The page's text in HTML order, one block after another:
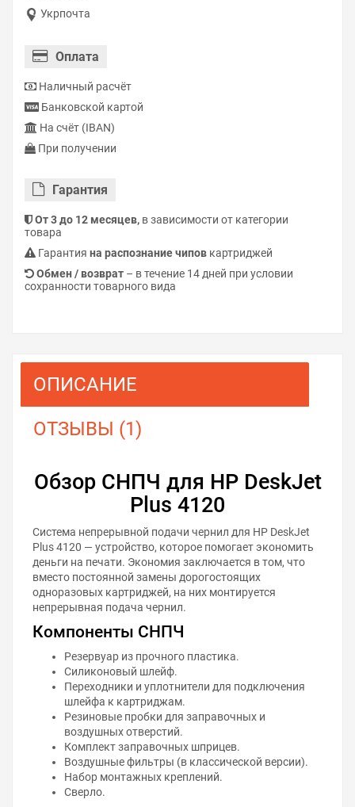
Укрпочта
Оплата
Наличный расчёт
Банковской картой
На счёт (IBAN)
При получении
Гарантия
От 3 до 12 месяцев, в зависимости от категории
товара
Гарантия на распознание чипов картриджей
Обмен / возврат – в течение 14 дней при условии
сохранности товарного вида
ОПИСАНИЕ
ОТЗЫВЫ (1)
Обзор СНПЧ для HP DeskJet
Plus 4120
Система непрерывной подачи чернил для HP DeskJet
Plus 4120 — устройство, которое помогает экономить
деньги на печати. Экономия заключается в том, что
вместо постоянной замены дорогостоящих
одноразовых картриджей, на них монтируется
непрерывная подача чернил.
Компоненты СНПЧ
Резервуар из прочного пластика.
Силиконовый шлейф.
Переходники и уплотнители для подключения
шлейфа к картриджам.
Резиновые пробки для заправочных и
воздушных отверстий.
Комплект заправочных шприцев.
Воздушные фильтры (в классической версии).
Набор монтажных креплений.
Сверло.